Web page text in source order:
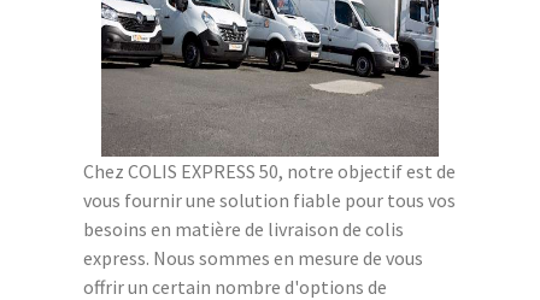
Chez COLIS EXPRESS 50, notre objectif est de
vous fournir une solution fiable pour tous vos
besoins en matière de livraison de colis
express. Nous sommes en mesure de vous
offrir un certain nombre d'options de